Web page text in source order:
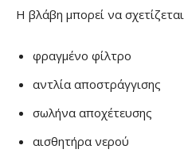
Η βλάβη μπορεί να
φραγμένο φίλτρο
αντλία αποστράγγισης
σωλήνα αποχέτευσης
αισθητήρα νερού